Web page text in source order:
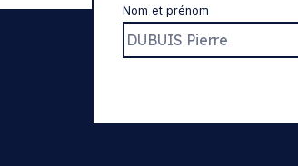
Nom et prénom